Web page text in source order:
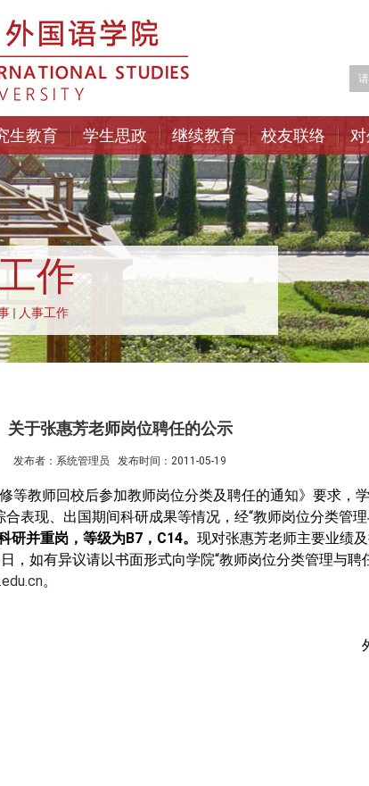
生教育 学生思政 继续教育 校友联络
作
人事工作
关于张惠芳老师岗位聘任的公示
发布者：系统管理员 发布时间：2011-05-19
等教师回校后参加教师岗位分类及聘任的通知》要求，
表现、出国期间科研成果等情况，经“教师岗位分类管
研并重岗，等级为B7 ， C14。 现对张惠芳老师主要业绩
日，如有异议请以书面形式向学院“教师岗位分类管理与聘
。